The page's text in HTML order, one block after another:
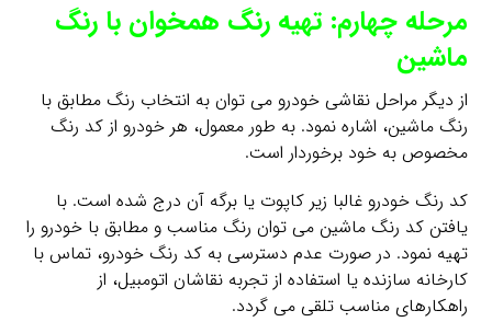
مرحله چهارم: تهیه رنگ همخوان با رنگ
ماشین
از دیگر مراحل نقاشی خودرو می توان به انتخاب رنگ مطابق با
رنگ ماشین، اشاره نمود. به طور معمول، هر خودرو از کد رنگ
مخصوص به خود برخوردار است.
کد رنگ خودرو غالبا زیر کاپوت یا برگه آن درج شده است. با
یافتن کد رنگ ماشین می توان رنگ مناسب و مطابق با خودرو را
تهیه نمود. در صورت عدم دسترسی به کد رنگ خودرو، تماس با
کارخانه سازنده یا استفاده از تجربه نقاشان اتومبیل، از
راهکارهای مناسب تلقی می گردد.